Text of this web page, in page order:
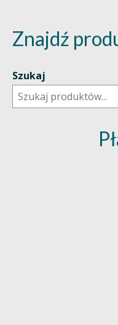
Znajdź
Szukaj